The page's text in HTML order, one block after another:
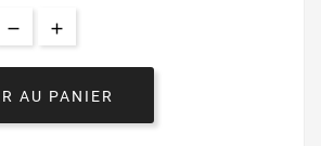
AU PANIER